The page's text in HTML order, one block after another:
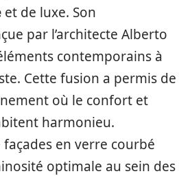
et de luxe. Son
par l’architecte Alberto
contemporains à
Cette fusion a permis de
où le confort et
harmonieu.
façades en verre courbé
optimale au sein des